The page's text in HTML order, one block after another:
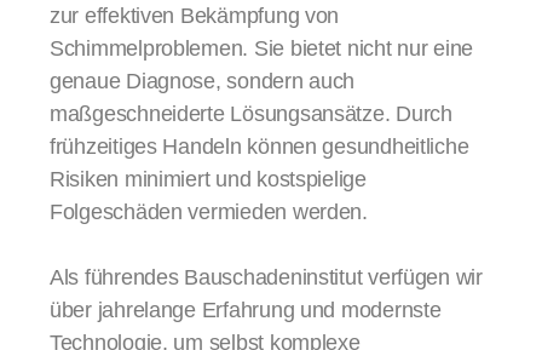
zur effektiven Bekämpfung von
Schimmelproblemen. Sie bietet nicht nur eine
genaue Diagnose, sondern auch
maßgeschneiderte Lösungsansätze. Durch
frühzeitiges Handeln können gesundheitliche
Risiken minimiert und kostspielige
Folgeschäden vermieden werden.
Als führendes Bauschadeninstitut verfügen wir
über jahrelange Erfahrung und modernste
Technologie, um selbst komplexe